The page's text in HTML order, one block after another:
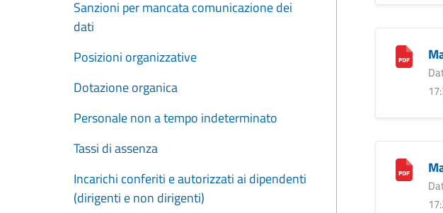
Sanzioni per mancata comunicazione dei
dati
Posizioni organizzative
Dotazione organica
Personale non a tempo indeterminato
Tassi di assenza
Incarichi conferiti e autorizzati ai dipendenti
(dirigenti e non dirigenti)